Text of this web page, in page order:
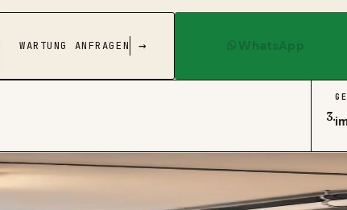
WARTUNG ANFRAGEN → WhatsApp
3.